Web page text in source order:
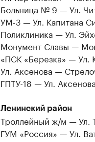
Больница № 9 — Ул.
УМ-3 — Ул. Капитана
Поликлиника — Ул.
Монумент Славы —
«ПСК «Березка» — Ул.
Ул. Аксенова —
ГПТУ-18 — Ул. Аксенова
Ленинский район
Троллейный ж/м — Ул.
ГУМ «Россия» — Ул.